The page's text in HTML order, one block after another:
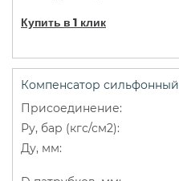
Купить в 1 клик
Компенсатор сильфонный